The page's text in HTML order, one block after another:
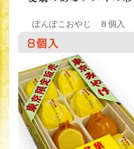
ぽんぽこおやじ ８個入